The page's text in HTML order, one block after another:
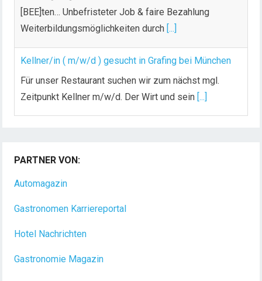
[BEE]ten… Unbefristeter Job & faire Bezahlung
Weiterbildungsmöglichkeiten durch [...]
Kellner/in ( m/w/d ) gesucht in Grafing bei München
Für unser Restaurant suchen wir zum nächst mgl.
Zeitpunkt Kellner m/w/d. Der Wirt und sein [...]
Dein Arbeitsplatz mit Urlaubsfeeling Chef de Rang
(m/w/d) Du bist Gastgeber aus Leidenschaft und
PARTNER VON:
Automagazin
Gastronomen Karriereportal
Hotel Nachrichten
Gastronomie Magazin